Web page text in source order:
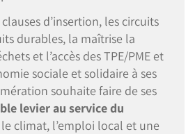
d’insertion, les circuits
durables, la maîtrise la
et l’accès des TPE/PME et
sociale et solidaire à ses
souhaite faire de ses
levier au service du
climat, l’emploi local et une